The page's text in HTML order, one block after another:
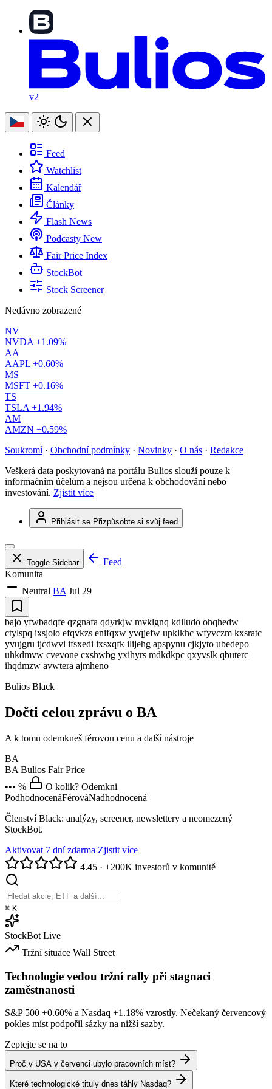
v2
Feed
Watchlist
Kalendář
Články
Flash News
Podcasty New
Fair Price Index
StockBot
Stock Screener
Nedávno zobrazené
NV
NVDA +1.09%
AA
AAPL +0.60%
MS
MSFT +0.16%
TS
TSLA +1.94%
AM
AMZN +0.59%
Soukromí · Obchodní podmínky · Novinky · O nás · Redakce
Veškerá data poskytovaná na portálu Bulios slouží pouze k
informačním účelům a nejsou určena k obchodování nebo
investování. Zjistit více
Přihlásit se Přizpůsobte si svůj feed
Toggle Sidebar
Feed
Komunita
Neutral BA Jul 29
bajo yfwbadqfe qzgnafa qdyrkjw mvklgnq kdiludo ohqhedw
ctylspq ixsjolo efqvkzs enifqxw yvqjefw upklkhc wfyvczm kxsratc
yvujgru ijcdwvi ifsxedi ixsxqfk ilijehg apspynu cjkjyto ubedepo
uhkdmvw cvevone cxshwbg yxihyrs mdkdkpc qxyvslk qbuterc
ihqdmzw avwtera ajmheno
Bulios Black
Dočti celou zprávu o BA
A k tomu odemkneš férovou cenu a další nástroje
BA
BA Bulios Fair Price
••• %
O kolik? Odemkni
PodhodnocenáFérováNadhodnocená
Členství Black: analýzy, screener, newslettery a neomezený
StockBot.
Aktivovat 7 dní zdarma Zjistit více
4.45 · +200K investorů v komunitě
⌘ K
StockBot Live
Tržní situace Wall Street
Technologie vedou tržní rally při stagnaci
zaměstnanosti
S&P 500 +0.60% a Nasdaq +1.18% vzrostly. Nečekaný červencový
pokles míst podpořil sázky na nižší sazby.
Zeptejte se na to
Proč v USA v červenci ubylo pracovních míst?
Které technologické tituly dnes táhly Nasdaq?